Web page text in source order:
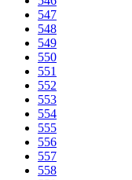
547
548
549
550
551
552
553
554
555
556
557
558